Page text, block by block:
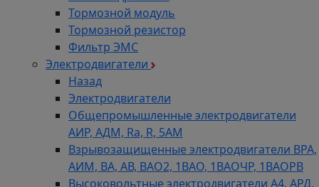
Тормозной модуль
Тормозной резистор
Фильтр ЭМС
Электродвигатели
Назад
Электродвигатели
Общепромышленные электродвигатели
АИР, АДМ, Ra, R, 5AM
Взрывозащищенные электродвигатели ВРА,
АИМ, ВА, АВ, ВАO2, 1ВАО, 1ВАОЧР, 1ВАОРВ
Высоковольтные электродвигатели A4, АРД,